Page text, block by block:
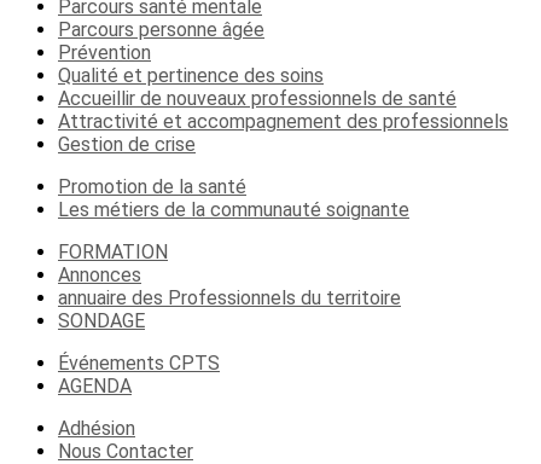
Parcours santé mentale
Parcours personne âgée
Prévention
Qualité et pertinence des soins
Accueillir de nouveaux professionnels de santé
Attractivité et accompagnement des professionnels
Gestion de crise
Promotion de la santé
Les métiers de la communauté soignante
FORMATION
Annonces
annuaire des Professionnels du territoire
SONDAGE
Événements CPTS
AGENDA
Adhésion
Nous Contacter